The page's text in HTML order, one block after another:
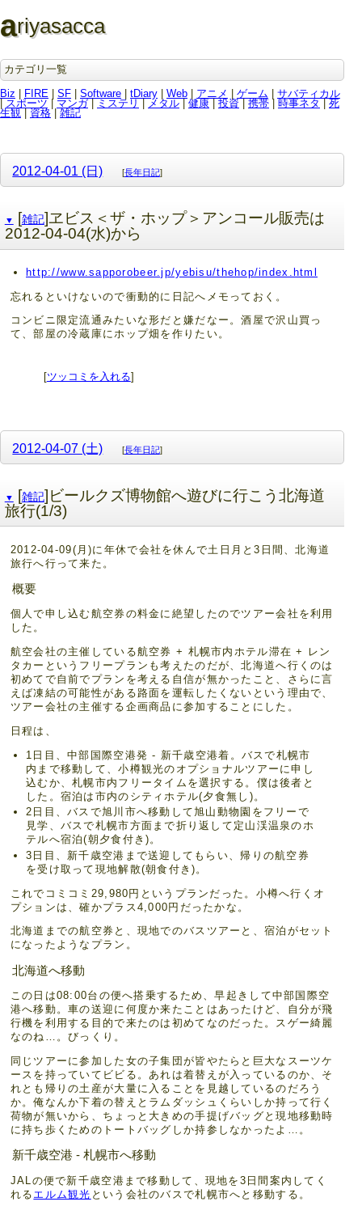
ariyasacca
カテゴリ一覧
Biz
FIRE SF Software tDiary Web アニメ ゲーム
サバティカル
スポーツ | マンガ| ミステリ メタル 健康 投資 携帯 | 時事ネタ
死
生観
資格| 雑記
2012-04-01 (日) [長年日記]
▼ [雑記]ヱビス＜ザ・ホップ＞アンコール販売は
2012-04-04(水)から
http://www.sapporobeer.jp/yebisu/thehop/index.html
忘れるといけないので衝動的に日記へメモっておく。
コンビニ限定流通みたいな形だと嫌だなー。酒屋で沢山買っ
て、部屋の冷蔵庫にホップ畑を作りたい。
[ツッコミを入れる]
2012-04-07 (土) [長年日記]
▼ [雑記]ビールクズ博物館へ遊びに行こう北海道
旅行(1/3)
2012-04-09(月)に年休で会社を休んで土日月と3日間、北海道
旅行へ行って来た。
概要
個人で申し込む航空券の料金に絶望したのでツアー会社を利用
した。
航空会社の主催している航空券 + 札幌市内ホテル滞在 + レン
タカーというフリープランも考えたのだが、北海道へ行くのは
初めてで自前でプランを考える自信が無かったこと、さらに言
えば凍結の可能性がある路面を運転したくないという理由で、
ツアー会社の主催する企画商品に参加することにした。
日程は、
1日目、中部国際空港発 - 新千歳空港着。バスで札幌市
内まで移動して、小樽観光のオプショナルツアーに申し
込むか、札幌市内フリータイムを選択する。僕は後者と
した。宿泊は市内のシティホテル(夕食無し)。
2日目、バスで旭川市へ移動して旭山動物園をフリーで
見学、バスで札幌市方面まで折り返して定山渓温泉のホ
テルへ宿泊(朝夕食付き)。
3日目、新千歳空港まで送迎してもらい、帰りの航空券
を受け取って現地解散(朝食付き)。
これでコミコミ29,980円というプランだった。小樽へ行くオ
プションは、確かプラス4,000円だったかな。
北海道までの航空券と、現地でのバスツアーと、宿泊がセット
になったようなプラン。
北海道へ移動
この日は08:00台の便へ搭乗するため、早起きして中部国際空
港へ移動。車の送迎に何度か来たことはあったけど、自分が飛
行機を利用する目的で来たのは初めてなのだった。スゲー綺麗
なのね…。びっくり。
同じツアーに参加した女の子集団が皆やたらと巨大なスーツケ
ースを持っていてビビる。あれは着替えが入っているのか、そ
れとも帰りの土産が大量に入ることを見越しているのだろう
か。俺なんか下着の替えとラムダッシュくらいしか持って行く
荷物が無いから、ちょっと大きめの手提げバッグと現地移動時
に持ち歩くためのトートバッグしか持参しなかったよ…。
新千歳空港 - 札幌市へ移動
JALの便で新千歳空港まで移動して、現地を3日間案内してく
れる エルム観光 という会社のバスで札幌市へと移動する。